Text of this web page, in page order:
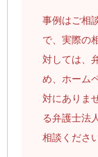
事例はご相
で、実際の
対しては、
め、ホーム
対にありま
る弁護士法
相談ください